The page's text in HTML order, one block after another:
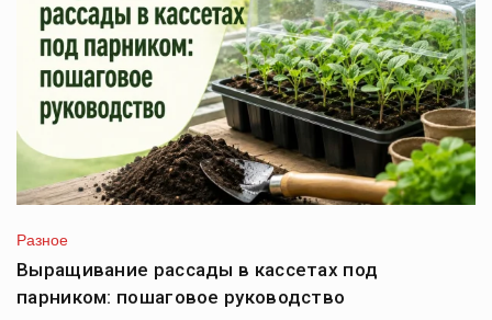
Разное
Выращивание рассады в кассетах под
парником: пошаговое руководство